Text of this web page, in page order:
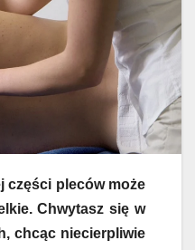
części pleców może
Chwytasz się w
chcąc niecierpliwie